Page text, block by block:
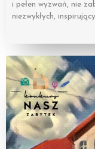
i pełen wyzwań, nie
niezwykłych,